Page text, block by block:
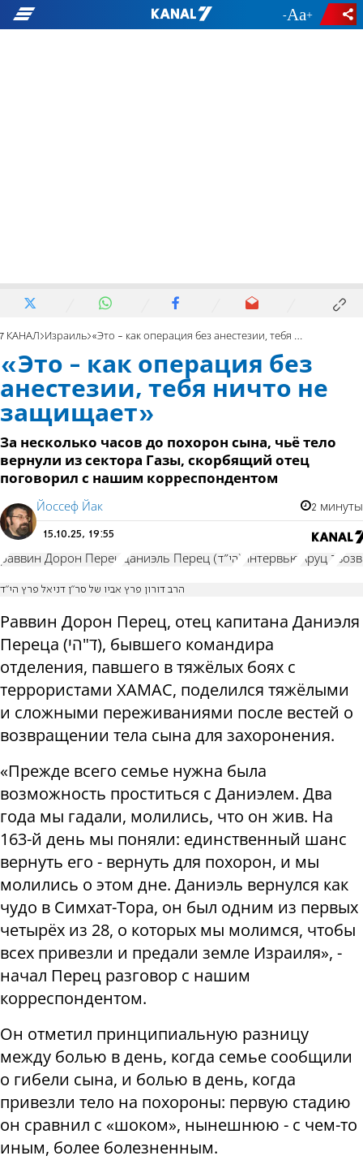
- +
7 КАНАЛ Израиль «Это - как операция без анестезии, тебя ничто не защищает»
«Это - как операция без
анестезии, тебя ничто не
защищает»
За несколько часов до похорон сына, чьё тело
вернули из сектора Газы, скорбящий отец
поговорил с нашим корреспондентом
Йоссеф Йак 2 минуты
15.10.25, 19:55
раввин Дорон Перец Даниэль Перец (הי"ד) интервью Аруц 7
הרב דורון פרץ אביו של סר"ן דניאל פרץ הי"ד
Раввин Дорон Перец, отец капитана Даниэля
Переца (הי"ד), бывшего командира
отделения, павшего в тяжёлых боях с
террористами ХАМАС, поделился тяжёлыми
и сложными переживаниями после вестей о
возвращении тела сына для захоронения.
«Прежде всего семье нужна была
возможность проститься с Даниэлем. Два
года мы гадали, молились, что он жив. На
163-й день мы поняли: единственный шанс
вернуть его - вернуть для похорон, и мы
молились о этом дне. Даниэль вернулся как
чудо в Симхат-Тора, он был одним из первых
четырёх из 28, о которых мы молимся, чтобы
всех привезли и предали земле Израиля», -
начал Перец разговор с нашим
корреспондентом.
Он отметил принципиальную разницу
между болью в день, когда семье сообщили
о гибели сына, и болью в день, когда
привезли тело на похороны: первую стадию
он сравнил с «шоком», нынешнюю - с чем-то
иным, более болезненным.